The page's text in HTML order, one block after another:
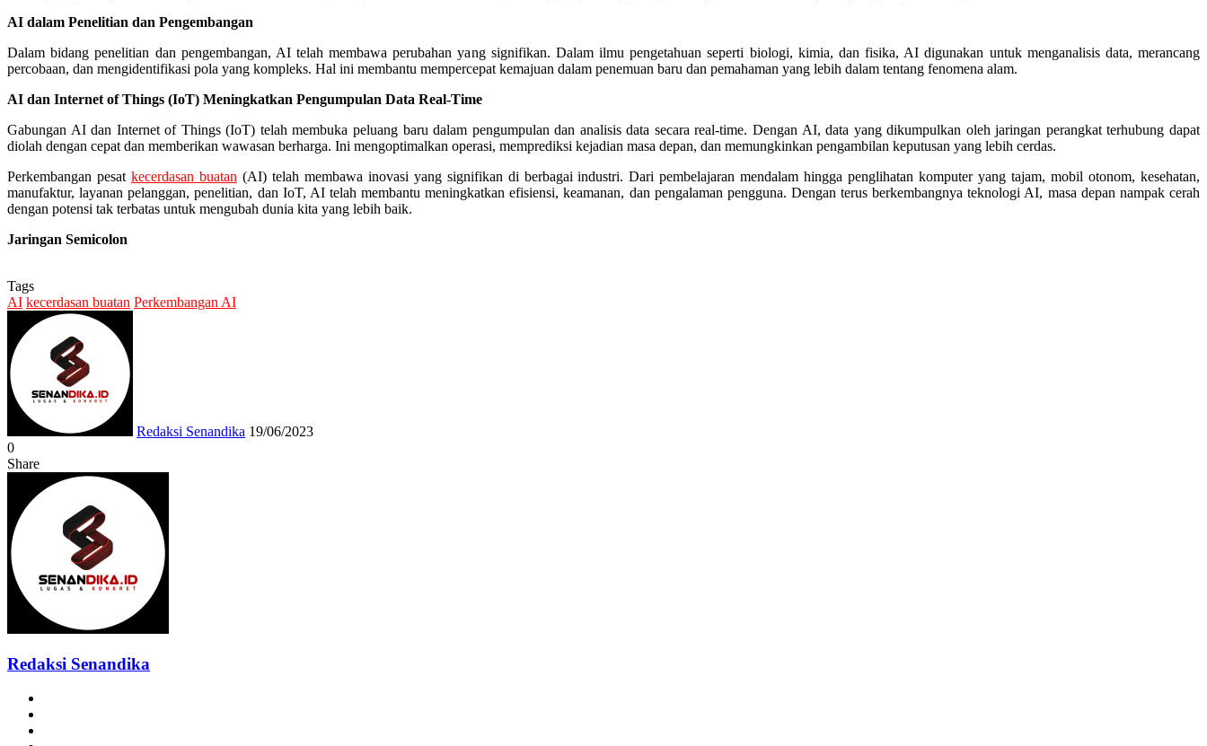
AI dalam Penelitian dan Pengembangan
Dalam bidang penelitian dan pengembangan, AI telah membawa perubahan yang signifikan. Dalam ilmu pengetahuan seperti biologi, kimia, dan fisika, AI digunakan untuk menganalisis data, merancang
percobaan, dan mengidentifikasi pola yang kompleks. Hal ini membantu mempercepat kemajuan dalam penemuan baru dan pemahaman yang lebih dalam tentang fenomena alam.
AI dan Internet of Things (IoT) Meningkatkan Pengumpulan Data Real-Time
Gabungan AI dan Internet of Things (IoT) telah membuka peluang baru dalam pengumpulan dan analisis data secara real-time. Dengan AI, data yang dikumpulkan oleh jaringan perangkat terhubung dapat
diolah dengan cepat dan memberikan wawasan berharga. Ini mengoptimalkan operasi, memprediksi kejadian masa depan, dan memungkinkan pengambilan keputusan yang lebih cerdas.
Perkembangan pesat kecerdasan buatan (AI) telah membawa inovasi yang signifikan di berbagai industri. Dari pembelajaran mendalam hingga penglihatan komputer yang tajam, mobil otonom, kesehatan,
manufaktur, layanan pelanggan, penelitian, dan IoT, AI telah membantu meningkatkan efisiensi, keamanan, dan pengalaman pengguna. Dengan terus berkembangnya teknologi AI, masa depan nampak cerah
dengan potensi tak terbatas untuk mengubah dunia kita yang lebih baik.
Jaringan Semicolon
Tags
AI kecerdasan buatan Perkembangan AI
Redaksi Senandika 19/06/2023
0
Share
Facebook
Messenger
Messenger
WhatsApp
Telegram
Redaksi Senandika